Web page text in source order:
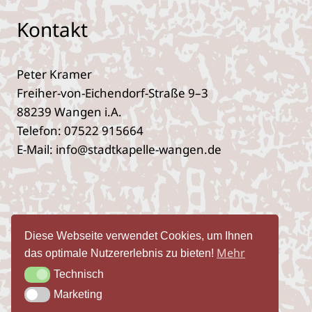
Kontakt
Peter Kramer
Freiher-von-Eichendorf-Straße 9–3
88239 Wangen i.A.
Telefon: 07522 915664
E‑Mail: info@stadtkapelle-wangen.de
Öffent­lich­keits­ar­beit
Diese Webseite verwendet Cookies, um Ihnen
das optimale Nutzererlebnis zu bieten! Mehr
TechnischTechnisch
MarketingMarketing